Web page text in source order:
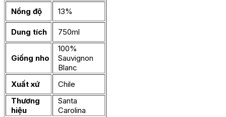
Nồng độ
13%
Dung tích 750ml
Giống nho
100%
Sauvignon
Blanc
Xuất xứ
Chile
Thương
hiệu
Santa
Carolina